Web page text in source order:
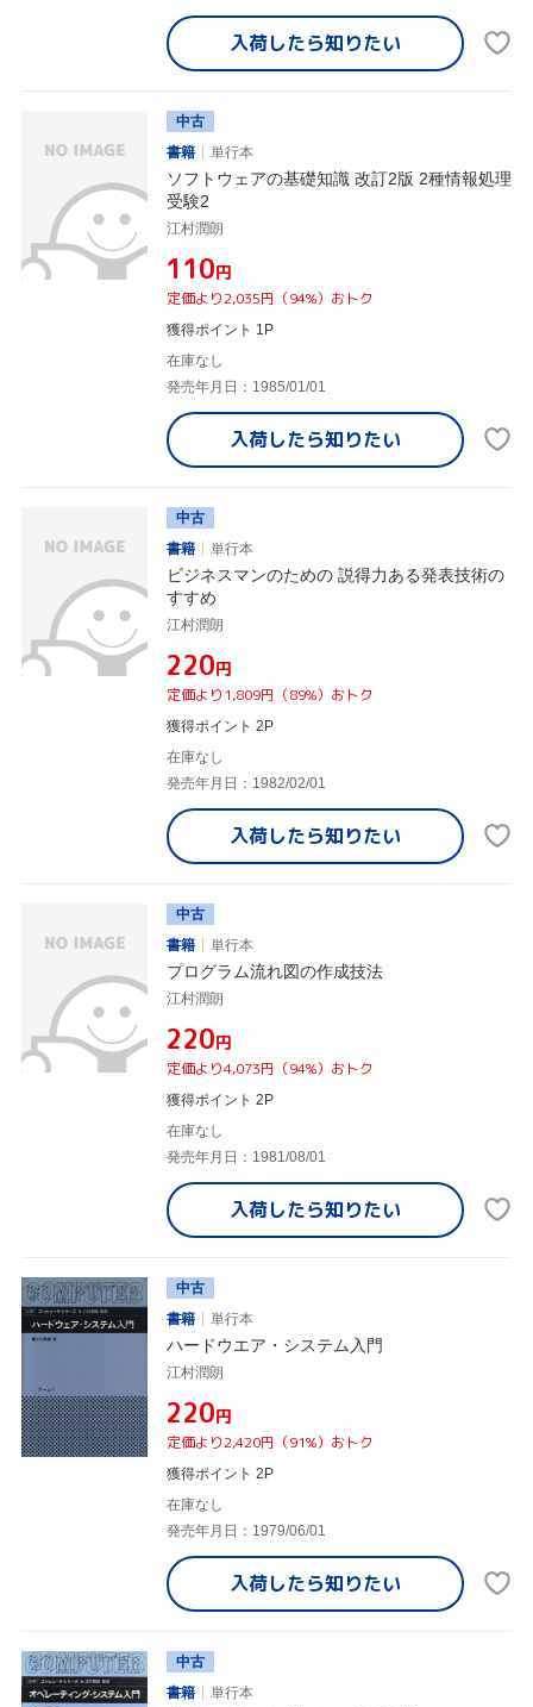
入荷したら知りたい
中古
書籍
単行本
ソフトウェアの基礎知識 改訂2版 2種情報処理
受験2
江村潤朗
¥110円
定価より2,035円（94%）おトク
獲得ポイント 1P
在庫なし
発売年月日：1985/01/01
入荷したら知りたい
中古
書籍
単行本
ビジネスマンのための 説得力ある発表技術の
すすめ
江村潤朗
¥220円
定価より1,809円（89%）おトク
獲得ポイント 2P
在庫なし
発売年月日：1982/02/01
入荷したら知りたい
中古
書籍
単行本
プログラム流れ図の作成技法
江村潤朗
¥220円
定価より4,073円（94%）おトク
獲得ポイント 2P
在庫なし
発売年月日：1981/08/01
入荷したら知りたい
中古
書籍
単行本
ハードウエア・システム入門
江村潤朗
¥220円
定価より2,420円（91%）おトク
獲得ポイント 2P
在庫なし
発売年月日：1979/06/01
入荷したら知りたい
中古
書籍
単行本